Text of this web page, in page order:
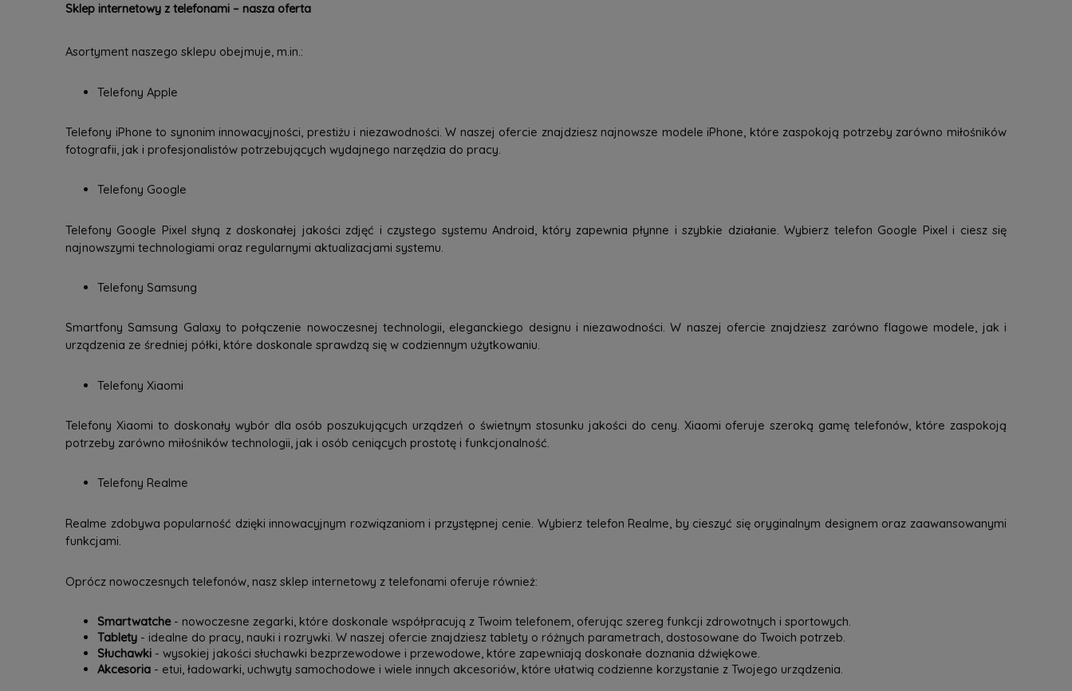
Sklep internetowy z telefonami – nasza oferta
Asortyment naszego sklepu obejmuje, m.in.:
Telefony Apple
Telefony iPhone to synonim innowacyjności, prestiżu i niezawodności. W naszej ofercie znajdziesz najnowsze modele iPhone, które zaspokoją potrzeby zarówno miłośników
fotografii, jak i profesjonalistów potrzebujących wydajnego narzędzia do pracy.
Telefony Google
Telefony Google Pixel słyną z doskonałej jakości zdjęć i czystego systemu Android, który zapewnia płynne i szybkie działanie. Wybierz telefon Google Pixel i ciesz się
najnowszymi technologiami oraz regularnymi aktualizacjami systemu.
Telefony Samsung
Smartfony Samsung Galaxy to połączenie nowoczesnej technologii, eleganckiego designu i niezawodności. W naszej ofercie znajdziesz zarówno flagowe modele, jak i
urządzenia ze średniej półki, które doskonale sprawdzą się w codziennym użytkowaniu.
Telefony Xiaomi
Telefony Xiaomi to doskonały wybór dla osób poszukujących urządzeń o świetnym stosunku jakości do ceny. Xiaomi oferuje szeroką gamę telefonów, które zaspokoją
potrzeby zarówno miłośników technologii, jak i osób ceniących prostotę i funkcjonalność.
Telefony Realme
Realme zdobywa popularność dzięki innowacyjnym rozwiązaniom i przystępnej cenie. Wybierz telefon Realme, by cieszyć się oryginalnym designem oraz zaawansowanymi
funkcjami.
Oprócz nowoczesnych telefonów, nasz sklep internetowy z telefonami oferuje również:
Smartwatche- nowoczesne zegarki, które doskonale współpracują z Twoim telefonem, oferując szereg funkcji zdrowotnych i sportowych.
Tablety - idealne do pracy, nauki i rozrywki. W naszej ofercie znajdziesz tablety o różnych parametrach, dostosowane do Twoich potrzeb.
Słuchawki - wysokiej jakości słuchawki bezprzewodowe i przewodowe, które zapewniają doskonałe doznania dźwiękowe.
Akcesoria - etui, ładowarki, uchwyty samochodowe i wiele innych akcesoriów, które ułatwią codzienne korzystanie z Twojego urządzenia.